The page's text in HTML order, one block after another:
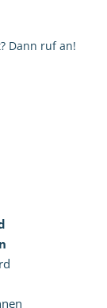
Dann ruf an!